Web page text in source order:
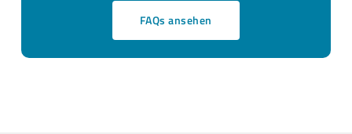
FAQs ansehen